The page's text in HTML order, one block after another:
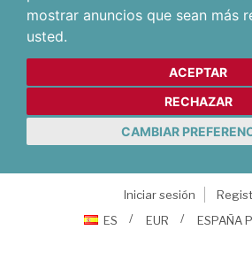
mostrar anuncios que sean más
usted.
ACEPTAR
RECHAZAR
CAMBIAR
Iniciar sesión
ES
EUR ESPAÑA